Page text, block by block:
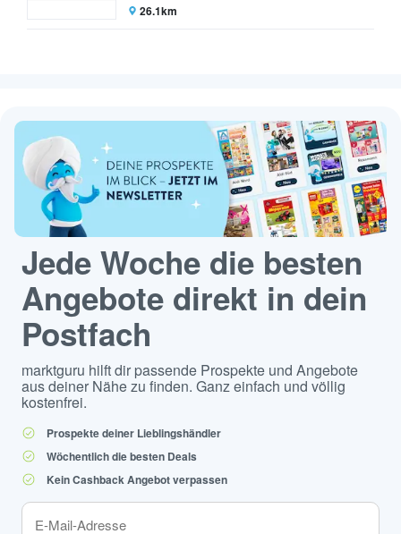
26.1km
Jede Woche die besten
Angebote direkt in dein
Postfach
marktguru hilft dir passende Prospekte und Angebote
aus deiner Nähe zu finden. Ganz einfach und völlig
kostenfrei.
Prospekte deiner Lieblingshändler
Wöchentlich die besten Deals
Kein Cashback Angebot verpassen